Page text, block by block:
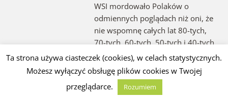
WSI mordowało Polaków o
odmiennych poglądach niż oni, że
nie wspomnę całych lat 80-tych,
70-tych, 60-tych, 50-tych i 40-tych.
Za 50 osobami zabitymi w
Gdańsku w 1970 roku, których jak
wszystko wskazuje na ulicę pod
Ta strona używa ciasteczek (cookies), w celach statystycznych.
Możesz wyłączyć obsługę plików cookies w Twojej
przeglądarce.
Rozumiem